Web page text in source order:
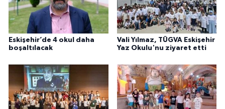
Eskişehir’de 4 okul daha
boşaltılacak
Vali Yılmaz, TÜGVA Eskişehir
Yaz Okulu'nu ziyaret etti